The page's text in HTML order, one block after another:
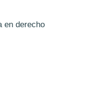
en derecho